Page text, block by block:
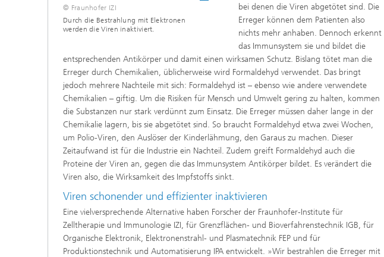
© Fraunhofer IZI
Durch die Bestrahlung mit Elektronen
werden die Viren inaktiviert.
bei denen die Viren abgetötet sind. Die
Erreger können dem Patienten also
nichts mehr anhaben. Dennoch erkennt
das Immunsystem sie und bildet die
entsprechenden Antikörper und damit einen wirksamen Schutz. Bislang tötet man die
Erreger durch Chemikalien, üblicherweise wird Formaldehyd verwendet. Das bringt
jedoch mehrere Nachteile mit sich: Formaldehyd ist – ebenso wie andere verwendete
Chemikalien – giftig. Um die Risiken für Mensch und Umwelt gering zu halten, kommen
die Substanzen nur stark verdünnt zum Einsatz. Die Erreger müssen daher lange in der
Chemikalie lagern, bis sie abgetötet sind. So braucht Formaldehyd etwa zwei Wochen,
um Polio-Viren, den Auslöser der Kinderlähmung, den Garaus zu machen. Dieser
Zeitaufwand ist für die Industrie ein Nachteil. Zudem greift Formaldehyd auch die
Proteine der Viren an, gegen die das Immunsystem Antikörper bildet. Es verändert die
Viren also, die Wirksamkeit des Impfstoffs sinkt.
Viren schonender und effizienter inaktivieren
Eine vielversprechende Alternative haben Forscher der Fraunhofer-Institute für
Zelltherapie und Immunologie IZI, für Grenzflächen- und Bioverfahrenstechnik IGB, für
Organische Elektronik, Elektronenstrahl- und Plasmatechnik FEP und für
Produktionstechnik und Automatisierung IPA entwickelt. »Wir bestrahlen die Erreger mit